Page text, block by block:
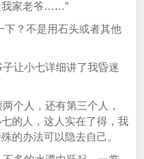
我家老爷……”
下？不是用石头或者其他
让小七详细讲了我昏迷
个人，还有第三个人，
的人，这人实在了得，我
的办法可以隐去自己。